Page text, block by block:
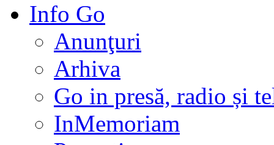
Info Go
Anunţuri
Arhiva
Go in presă, radio și
InMemoriam